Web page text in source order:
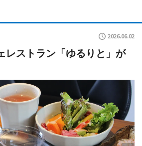
2026.06.02
レストラン「ゆるりと」が